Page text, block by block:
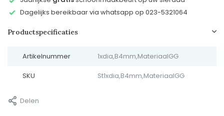
Dagelijks bereikbaar via whatsapp op 023-5321064
Productspecificaties
Artikelnummer 1xdia,B4mm,MateriaalGG
SKU St1xdia,B4mm,MateriaalGG
Delen